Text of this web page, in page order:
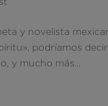
y novelista
podríamos
y mucho más...